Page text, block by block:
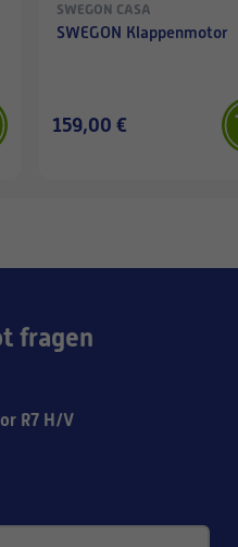
SWEGON CASA
SWEGON Klappenmotor
159,00 €
fragen
R7 H/V